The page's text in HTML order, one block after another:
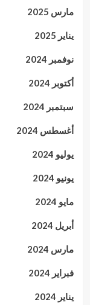
مارس 2025
يناير 2025
نوفمبر 2024
أكتوبر 2024
سبتمبر 2024
أغسطس 2024
يوليو 2024
يونيو 2024
مايو 2024
أبريل 2024
مارس 2024
فبراير 2024
يناير 2024